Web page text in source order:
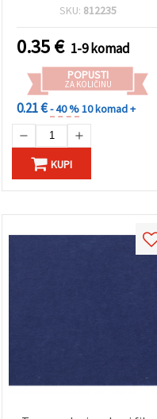
SKU: 812235
0.35€ 1-9 komad
POPUSTI
ZA KOLIČINU
0.21 €- 40 %10 komad +
KUPI